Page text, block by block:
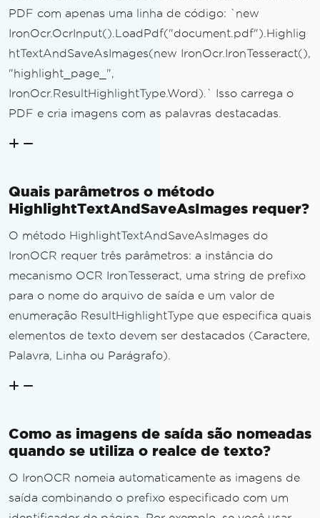
PDF com apenas uma linha de código: `new
IronOcr.OcrInput().LoadPdf("document.pdf").Highlig
htTextAndSaveAsImages(new IronOcr.IronTesseract(),
"highlight_page_",
IronOcr.ResultHighlightType.Word).` Isso carrega o
PDF e cria imagens com as palavras destacadas.
Quais parâmetros o método
HighlightTextAndSaveAsImages requer?
O método HighlightTextAndSaveAsImages do
IronOCR requer três parâmetros: a instância do
mecanismo OCR IronTesseract, uma string de prefixo
para o nome do arquivo de saída e um valor de
enumeração ResultHighlightType que especifica quais
elementos de texto devem ser destacados (Caractere,
Palavra, Linha ou Parágrafo).
Como as imagens de saída são nomeadas
quando se utiliza o realce de texto?
O IronOCR nomeia automaticamente as imagens de
saída combinando o prefixo especificado com um